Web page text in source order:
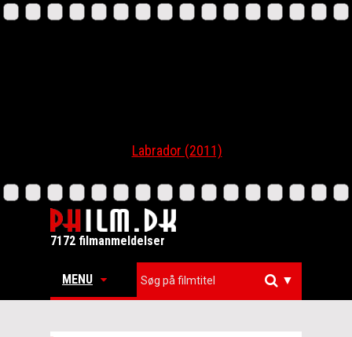
Labrador (2011)
7172 filmanmeldelser
MENU ▼